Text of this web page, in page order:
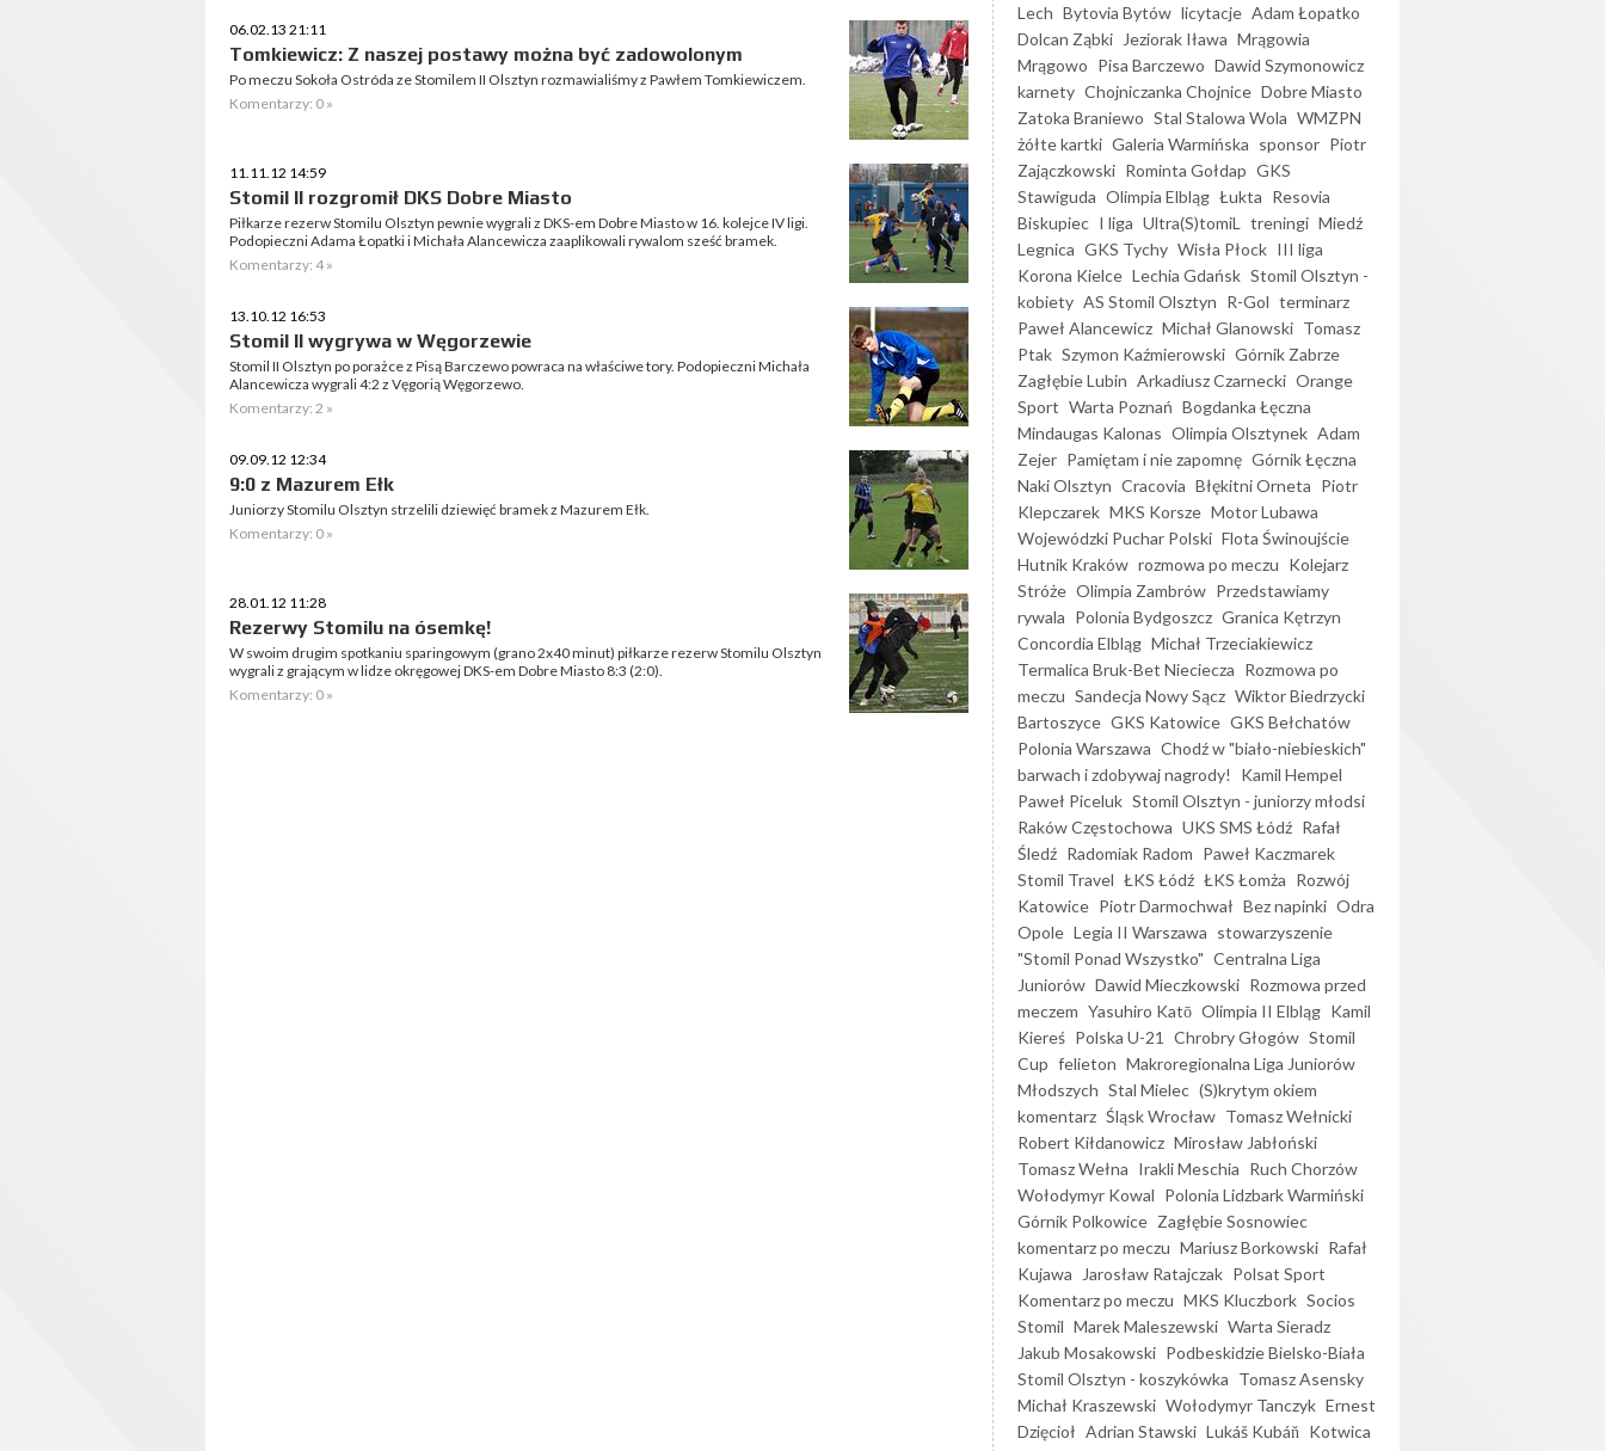
06.02.13 21:11
Tomkiewicz: Z naszej postawy można być zadowolonym
Po meczu Sokoła Ostróda ze Stomilem II Olsztyn rozmawialiśmy z Pawłem Tomkiewiczem.
Komentarzy: 0 »
11.11.12 14:59
Stomil II rozgromił DKS Dobre Miasto
Piłkarze rezerw Stomilu Olsztyn pewnie wygrali z DKS-em Dobre Miasto w 16. kolejce IV ligi.
Podopieczni Adama Łopatki i Michała Alancewicza zaaplikowali rywalom sześć bramek.
Komentarzy: 4 »
13.10.12 16:53
Stomil II wygrywa w Węgorzewie
Stomil II Olsztyn po porażce z Pisą Barczewo powraca na właściwe tory. Podopieczni Michała
Alancewicza wygrali 4:2 z Vęgorią Węgorzewo.
Komentarzy: 2 »
09.09.12 12:34
9:0 z Mazurem Ełk
Juniorzy Stomilu Olsztyn strzelili dziewięć bramek z Mazurem Ełk.
Komentarzy: 0 »
28.01.12 11:28
Rezerwy Stomilu na ósemkę!
W swoim drugim spotkaniu sparingowym (grano 2x40 minut) piłkarze rezerw Stomilu Olsztyn
wygrali z grającym w lidze okręgowej DKS-em Dobre Miasto 8:3 (2:0).
Komentarzy: 0 »
Lech Bytovia Bytów licytacje Adam Łopatko
Dolcan Ząbki
Jeziorak Iława Mrągowia
Mrągowo Pisa Barczewo Dawid Szymonowicz
karnety Chojniczanka Chojnice Dobre Miasto
Zatoka Braniewo Stal Stalowa Wola WMZPN
żółte kartki Galeria Warmińska sponsor Piotr
Zajączkowski Rominta Gołdap GKS
Stawiguda Olimpia Elbląg Łukta Resovia
Biskupiec I liga Ultra(S)tomiL treningi Miedź
Legnica GKS Tychy Wisła Płock III liga
Korona Kielce Lechia Gdańsk Stomil Olsztyn -
kobiety AS Stomil Olsztyn R-Gol terminarz
Paweł Alancewicz Michał Glanowski Tomasz
Ptak Szymon Kaźmierowski Górnik Zabrze
Zagłębie Lubin Arkadiusz Czarnecki Orange
Sport Warta Poznań Bogdanka Łęczna
Mindaugas Kalonas Olimpia Olsztynek Adam
Zejer Pamiętam i nie zapomnę Górnik Łęczna
Naki Olsztyn Cracovia Błękitni Orneta Piotr
Klepczarek MKS Korsze Motor Lubawa
Wojewódzki Puchar Polski Flota Świnoujście
Hutnik Kraków rozmowa po meczu Kolejarz
Stróże Olimpia Zambrów Przedstawiamy
rywala Polonia Bydgoszcz Granica Kętrzyn
Concordia Elbląg Michał Trzeciakiewicz
Termalica Bruk-Bet Nieciecza Rozmowa po
meczu Sandecja Nowy Sącz Wiktor Biedrzycki
Bartoszyce GKS Katowice GKS Bełchatów
Polonia Warszawa Chodź w "biało-niebieskich"
barwach i zdobywaj nagrody!
Kamil Hempel
Paweł Piceluk Stomil Olsztyn - juniorzy młodsi
Raków Częstochowa UKS SMS Łódź Rafał
Śledź Radomiak Radom Paweł Kaczmarek
Stomil Travel ŁKS Łódź ŁKS Łomża Rozwój
Katowice Piotr Darmochwał Bez napinki Odra
Opole Legia II Warszawa stowarzyszenie
"Stomil Ponad Wszystko" Centralna Liga
Juniorów Dawid Mieczkowski Rozmowa przed
meczem Yasuhiro Katō Olimpia II Elbląg Kamil
Kiereś Polska U-21 Chrobry Głogów Stomil
Cup felieton Makroregionalna Liga Juniorów
Młodszych Stal Mielec (S)krytym okiem
komentarz Śląsk Wrocław Tomasz Wełnicki
Robert Kiłdanowicz Mirosław Jabłoński
Tomasz Wełna Irakli Meschia Ruch Chorzów
Wołodymyr Kowal Polonia Lidzbark Warmiński
Górnik Polkowice Zagłębie Sosnowiec
komentarz po meczu Mariusz Borkowski Rafał
Kujawa
Jarosław Ratajczak Polsat Sport
Komentarz po meczu MKS Kluczbork Socios
Stomil Marek Maleszewski Warta Sieradz
Jakub Mosakowski Podbeskidzie Bielsko-Biała
Stomil Olsztyn - koszykówka Tomasz Asensky
Michał Kraszewski Wołodymyr Tanczyk Ernest
Dzięcioł Adrian Stawski Lukáš Kubáň Kotwica